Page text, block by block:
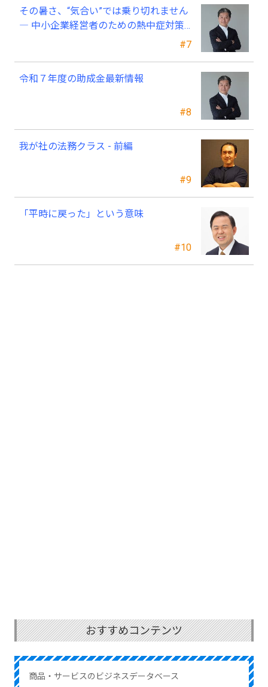
#7
その暑さ、“気合い”では乗り切れません
― 中小企業経営者のための熱中症対策
#8
令和７年度の助成金最新情報
#9
我が社の法務クラス - 前編
#10
「平時に戻った」という意味
おすすめコンテンツ
商品・サービスのビジネスデータベース